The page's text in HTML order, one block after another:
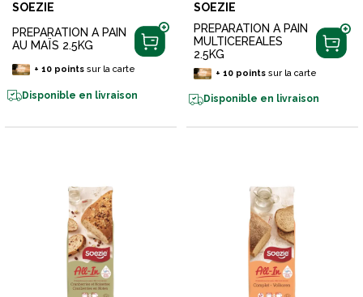
SOEZIE
PREPARATION A PAIN
AU MAÏS 2.5KG
+ 10pointssur la carte
Disponible en livraison
SOEZIE
PREPARATION A PAIN
MULTICEREALES
2.5KG
+ 10pointssur la carte
Disponible en livraison